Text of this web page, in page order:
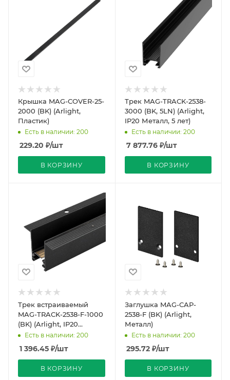
Крышка MAG-COVER-25-
2000 (BK) (Arlight,
Пластик)
Есть в наличии: 200
229.20 ₽/шт
В КОРЗИНУ
Трек MAG-TRACK-2538-
3000 (BK, 5LN) (Arlight,
IP20 Металл, 5 лет)
Есть в наличии: 200
7 877.76₽/шт
В КОРЗИНУ
Трек встраиваемый
MAG-TRACK-2538-F-1000
(BK) (Arlight, IP20
Металл, 5 лет)
Есть в наличии: 200
1 396.45 ₽/шт
В КОРЗИНУ
Заглушка MAG-CAP-
2538-F (BK) (Arlight,
Металл)
Есть в наличии: 200
295.72₽/шт
В КОРЗИНУ